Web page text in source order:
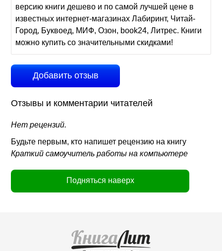
версию книги дешево и по самой лучшей цене в
известных интернет-магазинах Лабиринт, Читай-
Город, Буквоед, МИФ, Озон, book24, Литрес. Книги
можно купить со значительными скидками!
Добавить отзыв
Отзывы и комментарии читателей
Нет рецензий.
Будьте первым, кто напишет рецензию на книгу
Краткий самоучитель работы на компьютере
Подняться наверх